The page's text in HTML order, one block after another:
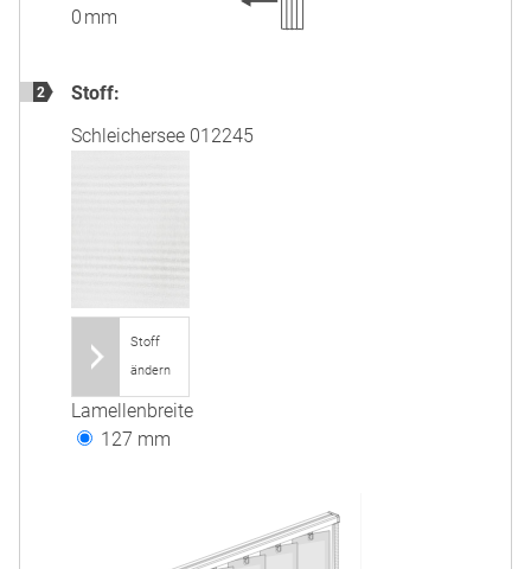
0 mm
2
Stoff:
Schleichersee 012245
Stoff
ändern
Lamellenbreite
127 mm